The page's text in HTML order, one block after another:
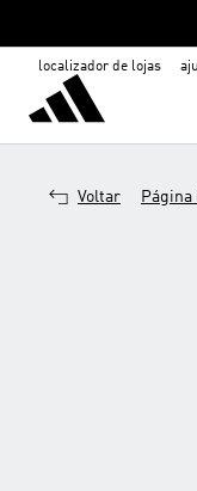
localizador de lojas
Voltar